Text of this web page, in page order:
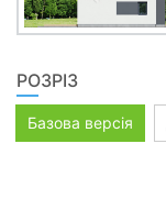
РОЗРІЗ
Базова версія